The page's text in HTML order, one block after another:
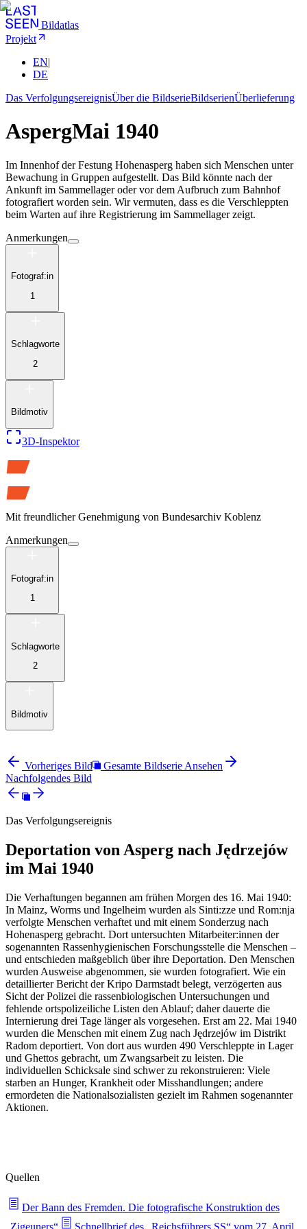
Bildatlas
Projekt
EN|
DE
Das VerfolgungsereignisÜber die BildserieBildserienÜberlieferung
AspergMai 1940
Im Innenhof der Festung Hohenasperg haben sich Menschen unter
Bewachung in Gruppen aufgestellt. Das Bild könnte nach der
Ankunft im Sammellager oder vor dem Aufbruch zum Bahnhof
fotografiert worden sein. Wir vermuten, dass es die Verschleppten
beim Warten auf ihre Registrierung im Sammellager zeigt.
Anmerkungen
Fotograf:in
1
Schlagworte
2
Bildmotiv
3D-Inspektor
Mit freundlicher Genehmigung von Bundesarchiv Koblenz
Anmerkungen
Fotograf:in
1
Schlagworte
2
Bildmotiv
Vorheriges Bild
Gesamte Bildserie Ansehen
Nachfolgendes Bild
Das Verfolgungsereignis
Deportation von Asperg nach Jędrzejów
im Mai 1940
Die Verhaftungen begannen am frühen Morgen des 16. Mai 1940:
In Mainz, Worms und Ingelheim wurden als Sinti:zze und Rom:nja
verfolgte Menschen verhaftet und mit einem Sonderzug nach
Hohenasperg gebracht. Dort untersuchten Mitarbeiter:innen der
sogenannten Rassenhygienischen Forschungsstelle die Menschen –
und entschieden maßgeblich über ihre Deportation. Den Menschen
wurden Ausweise abgenommen, sie wurden fotografiert. Wie ein
detaillierter Bericht der Kripo Darmstadt belegt, verzögerten aus
Sicht der Polizei die rassenbiologischen Untersuchungen und
fehlende ortspolizeiliche Listen den Ablauf; daher dauerte die
Internierung drei Tage länger als vorgesehen. Erst am 22. Mai 1940
wurden die Menschen mit einem Zug nach Jędrzejów im Distrikt
Radom deportiert. Von dort aus wurden 490 Verschleppte in Lager
und Ghettos gebracht, um Zwangsarbeit zu leisten. Die
individuellen Schicksale sind schwer zu rekonstruieren: Viele
starben an Hunger, Krankheit oder Misshandlungen; andere
ermordeten die Nationalsozialisten gezielt im Rahmen sogenannter
Aktionen.
Quellen
Der Bann des Fremden. Die fotografische Konstruktion des
„Zigeuners“
Schnellbrief des „Reichsführers SS“ vom 27. April